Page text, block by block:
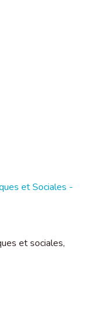
et Sociales -
et sociales,